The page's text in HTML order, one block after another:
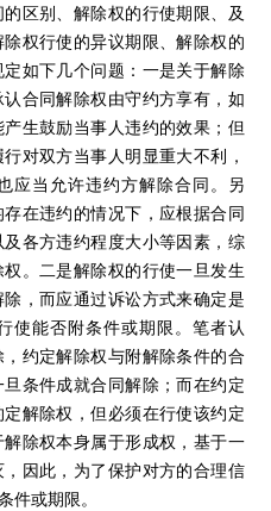
区别、解除权的行使期限、及
权行使的异议期限、解除权的
如下几个问题：一是关于解除
合同解除权由守约方享有，如
生鼓励当事人违约的效果；但
对双方当事人明显重大不利，
应当允许违约方解除合同。另
在违约的情况下，应根据合同
各方违约程度大小等因素，综
。二是解除权的行使一旦发生
，而应通过诉讼方式来确定是
使能否附条件或期限。笔者认
约定解除权与附解除条件的合
条件成就合同解除；而在约定
解除权，但必须在行使该约定
除权本身属于形成权，基于一
因此，为了保护对方的合理信
件或期限。